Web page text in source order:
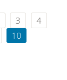
3
4
10